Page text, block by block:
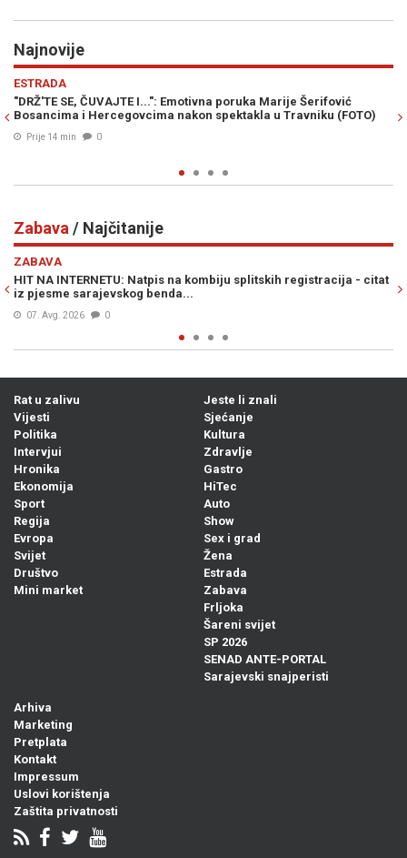
Najnovije
EVROPA
PUTIN ĆE ZIMU PRETVORITI U ORUŽJE: Velika Britanija
saveznike na novu prijetnju Ukrajini
Prije 40 min
Zabava / Najčitanije
- citat
ZABAVA
HIT NA INTERNETU: Hercegovac se hvalio da je spavao sa
žena, a ovo je prava istina...
08. Avg. 2026
Rat u zalivu
Vijesti
Politika
Intervjui
Hronika
Ekonomija
Sport
Regija
Evropa
Svijet
Društvo
Mini market
Jeste li znali
Sjećanje
Kultura
Zdravlje
Gastro
HiTec
Auto
Show
Sex i grad
Žena
Estrada
Zabava
Frljoka
Šareni svijet
SP 2026
SENAD ANTE-PORTAL
Sarajevski snajperisti
Arhiva
Marketing
Pretplata
Kontakt
Impressum
Uslovi korištenja
Zaštita privatnosti